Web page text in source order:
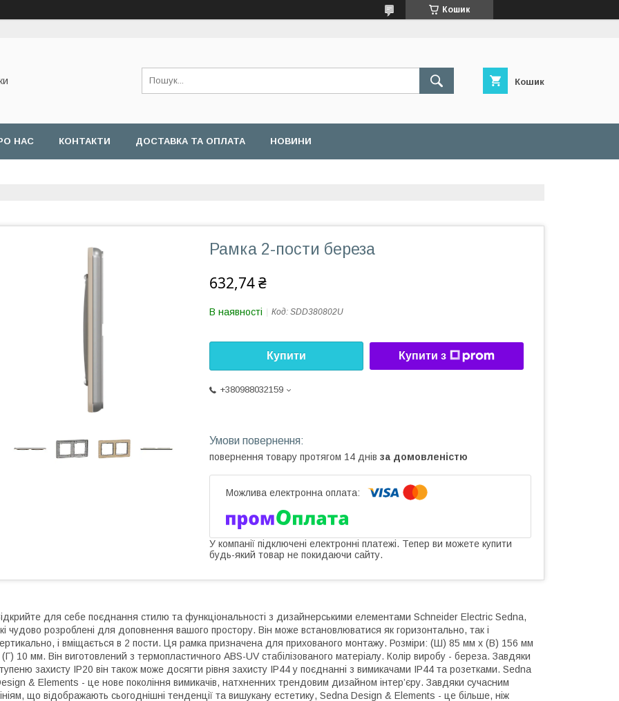
Кошик
Кошик
НАС КОНТАКТИ ДОСТАВКА ТА ОПЛАТА НОВИНИ
Рамка 2-пости береза
632,74 ₴
В наявності Код: SDD380802U
Купити Купити з
+380988032159
повернення товару протягом 14 днів за домовленістю
У компанії підключені електронні платежі. Тепер ви можете купити
будь-який товар не покидаючи сайту.
для себе поєднання стилю та функціональності з дизайнерськими елементами Schneider Electric Sedna,
чудово розроблені для доповнення вашого простору. Він може встановлюватися як горизонтально, так і
і вміщається в 2 пости. Ця рамка призначена для прихованого монтажу. Розміри: (Ш) 85 мм х (В) 156 мм
(Г) 10 мм. Він виготовлений з термопластичного ABS-UV стабілізованого матеріалу. Колір виробу - береза. Завдяки
захисту IP20 він також може досягти рівня захисту IP44 у поєднанні з вимикачами IP44 та розетками. Sedna
& Elements - це нове покоління вимикачів, натхненних трендовим дизайном інтер’єру. Завдяки сучасним
що відображають сьогоднішні тенденції та вишукану естетику, Sedna Design & Elements - це більше, ніж